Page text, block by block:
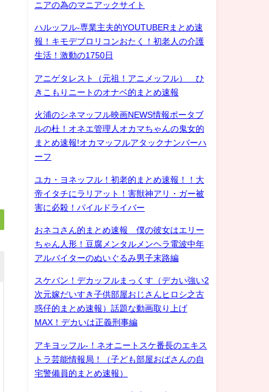
ニアの為のマニアックサイト
ハルッフル-専業主夫的YOUTUBERまとめ速
報！キモデブロリコンおたく！初老人の介護
生活！激動の1750日
アニゲタレスト（元祖！アニメッフル） ひ
きこもりニートのオナベ的まとめ速報
火浦のシネマッフル映画NEWS情報ポータブ
ルの杜！オネエ管理人オカマちゃんの鬼女的
まとめ速報!オカマッフルアタックナンバーハ
ーフ
ユカ・ヨネッフル！初老的まとめ速報！！大
帝イタチにラリアット！害獣神アリ・ガー被
害に必殺！パイルドライバー
おネコさん的まとめ速報 僕の彼女はエリー
ちゃん人形！豆腐メンタルメンヘラ電波中年
アルバイターのぬいぐるみ男子末路編
スケバン！デカッフルまっくす（デカい強い2
次元嫁だいすき子供部屋おじさんヒロシ之古
惑仔的まとめ速報）話題な動画取り上げ
MAX！デカいは正義刑事編
アキヨッフル-！ネオニートスケ番長のエキス
トラ芸能情報局！（子ども部屋おばさんの自
宅警備員的まとめ速報）